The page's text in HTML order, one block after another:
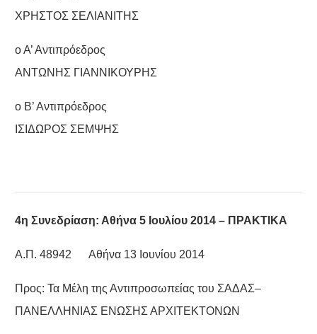
ΧΡΗΣΤΟΣ ΣΕΛΙΑΝΙΤΗΣ
ο Α’ Αντιπρόεδρος
ΑΝΤΩΝΗΣ ΓΙΑΝΝΙΚΟΥΡΗΣ
ο Β’ Αντιπρόεδρος
ΙΣΙΔΩΡΟΣ ΣΕΜΨΗΣ
4η Συνεδρίαση: Αθήνα 5 Ιουλίου 2014 – ΠΡΑΚΤΙΚΑ
Α.Π. 48942 Αθήνα 13 Ιουνίου 2014
Προς: Τα Μέλη της Αντιπροσωπείας του ΣΑΔΑΣ–
ΠΑΝΕΛΛΗΝΙΑΣ ΕΝΩΣΗΣ ΑΡΧΙΤΕΚΤΟΝΩΝ